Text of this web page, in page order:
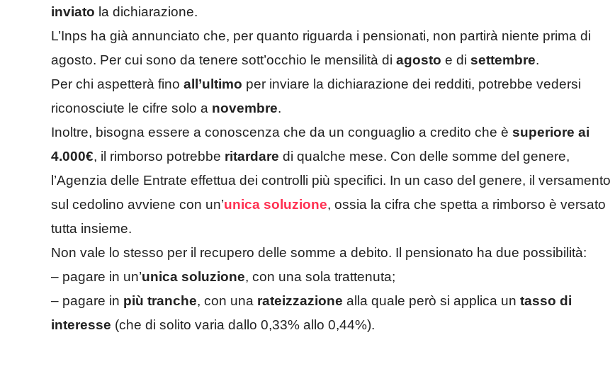
inviato la dichiarazione.
L’Inps ha già annunciato che, per quanto riguarda i pensionati, non partirà niente prima di
agosto. Per cui sono da tenere sott’occhio le mensilità di agosto e di settembre.
Per chi aspetterà fino all’ultimo per inviare la dichiarazione dei redditi, potrebbe vedersi
riconosciute le cifre solo a novembre.
Inoltre, bisogna essere a conoscenza che da un conguaglio a credito che è superiore ai
4.000€, il rimborso potrebbe ritardare di qualche mese. Con delle somme del genere,
l’Agenzia delle Entrate effettua dei controlli più specifici. In un caso del genere, il versamento
sul cedolino avviene con un’unica soluzione, ossia la cifra che spetta a rimborso è versato
tutta insieme.
Non vale lo stesso per il recupero delle somme a debito. Il pensionato ha due possibilità:
– pagare in un’unica soluzione, con una sola trattenuta;
– pagare in più tranche, con una rateizzazione alla quale però si applica un tasso di
interesse (che di solito varia dallo 0,33% allo 0,44%).